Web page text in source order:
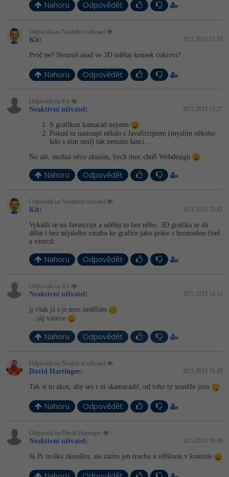
Nahoru Odpovědět
Odpovídá na Neaktivní uživatel
Kit: 20.5.2013 15:33
Proč ne? Neumíš snad ve 3D udělat kousek cukroví?
Nahoru Odpovědět
Odpovídá na Kit
Neaktivní uživatel : 20.5.2013 15:37
S grafikou kamarád nejsem
Pokud tu nastoupí někdo s JavaScriptem (myslím někoho
kdo s ním umí) tak nemám šanci...
No ale, možná něco zkusím, bych moc chtěl Webdesign
Nahoru Odpovědět
Odpovídá na Neaktivní uživatel
Kit: 20.5.2013 15:42
Vykašli se na Javascript a udělej to bez něho. 3D grafika se dá
dělat i bez nějakého vztahu ke grafice jako práce s hromadou čísel
a vzorců.
Nahoru Odpovědět
Odpovídá na Kit
Neaktivní uživatel: 20.5.2013 16:43
jj však já s js moc nedělám
....jáj vzorce
Nahoru Odpovědět
Odpovídá na Neaktivní uživatel
David Hartinger: 20.5.2013 16:45
Tak si to zkus, aby ses s ní skamarádil, od toho ty soutěže jsou
Nahoru Odpovědět
Odpovídá na David Hartinger
Neaktivní uživatel : 20.5.2013 16:49
Já JS trošku zkouším, ale zatím jen trochu a většinou v konzole